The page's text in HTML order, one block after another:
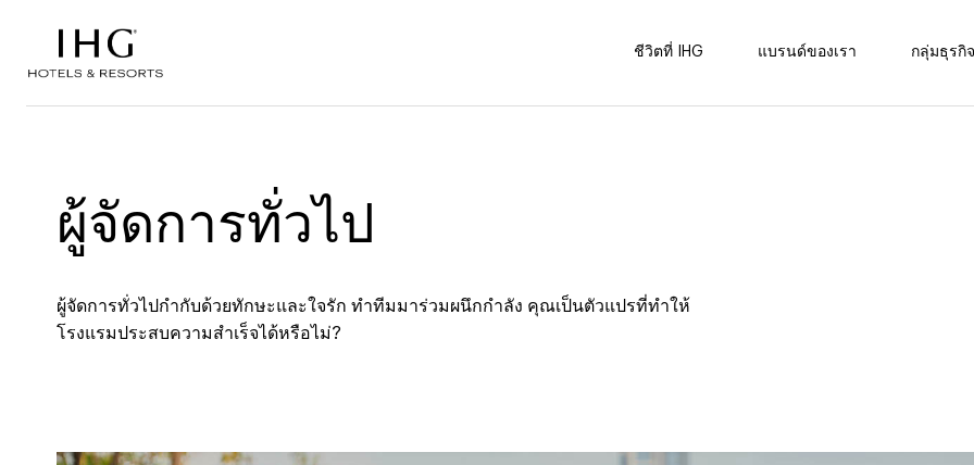
ชีวิตที่ IHG แบรนด์ของเรา กลุ่มธุรกิ
ผู้จัดการทั่วไป
ผู้จัดการทั่วไปกำกับด้วยทักษะและใจรัก ทำทีมมาร่วมผนึกกำลัง คุณเป็นตัวแปรที่ทำให้
โรงแรมประสบความสำเร็จได้หรือไม่?